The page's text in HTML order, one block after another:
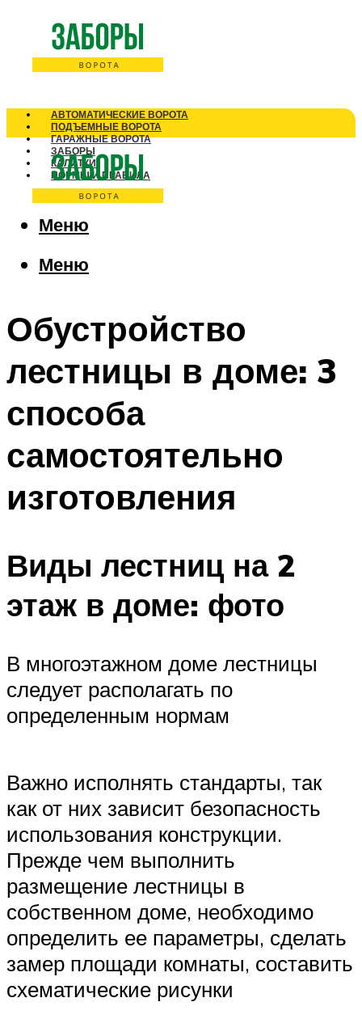
АВТОМАТИЧЕСКИЕ ВОРОТА
ПОДЪЕМНЫЕ ВОРОТА
ГАРАЖНЫЕ ВОРОТА
ЗАБОРЫ
КАЛИТКИ
НОРМЫ И ПРАВИЛА
Меню
Меню
Обустройство
лестницы в доме: 3
способа
самостоятельно
изготовления
Виды лестниц на 2
этаж в доме: фото
В многоэтажном доме лестницы
следует располагать по
определенным нормам
Важно исполнять стандарты, так
как от них зависит безопасность
использования конструкции.
Прежде чем выполнить
размещение лестницы в
собственном доме, необходимо
определить ее параметры, сделать
замер площади комнаты, составить
схематические рисунки